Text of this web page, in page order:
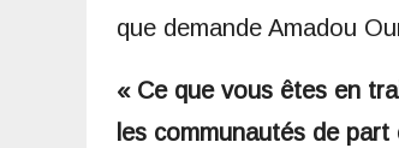
que demande Amadou
« Ce que vous êtes en
les communautés de